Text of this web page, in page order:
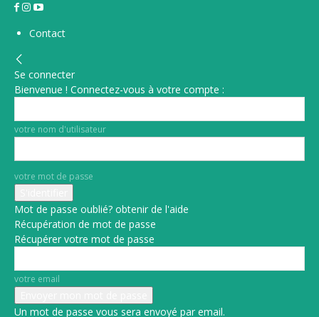
Contact
Se connecter
Bienvenue ! Connectez-vous à votre compte :
votre nom d'utilisateur
votre mot de passe
Mot de passe oublié? obtenir de l'aide
Récupération de mot de passe
Récupérer votre mot de passe
votre email
Un mot de passe vous sera envoyé par email.